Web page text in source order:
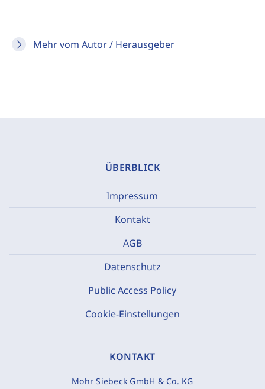
Mehr vom Autor / Herausgeber
ÜBERBLICK
Impressum
Kontakt
AGB
Datenschutz
Public Access Policy
Cookie-Einstellungen
KONTAKT
Mohr Siebeck GmbH & Co. KG